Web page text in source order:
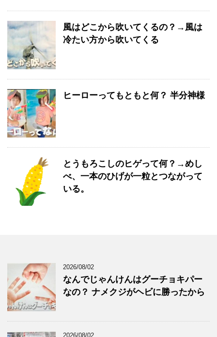
風はどこから吹いてくるの？→風は
冷たい方から吹いてくる
ヒーローってもともと何？ 半分神様
とうもろこしのヒゲって何？→めし
べ、一本のひげが一粒とつながって
いる。
2026/08/02
なんでじゃんけんはグーチョキパー
なの？ ナメクジがヘビに勝ったから
2026/08/02